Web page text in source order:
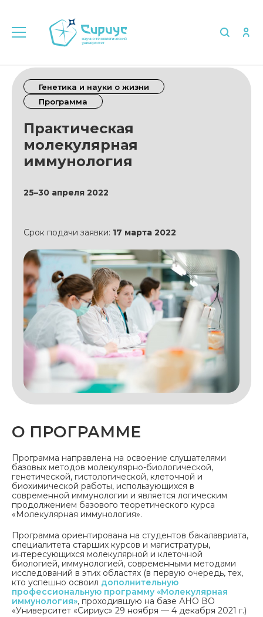
Генетика и науки о жизни
Программа
Практическая
молекулярная
иммунология
25–30 апреля 2022
Срок подачи заявки: 17 марта 2022
О ПРОГРАММЕ
Программа направлена на освоение слушателями
базовых методов молекулярно-биологической,
генетической, гистологической, клеточной и
биохимической работы, использующихся в
современной иммунологии и является логическим
продолжением базового теоретического курса
«Молекулярная иммунология».
Программа ориентирована на студентов бакалавриата,
специалитета старших курсов и магистратуры,
интересующихся молекулярной и клеточной
биологией, иммунологией, современными методами
исследований в этих областях (в первую очередь, тех,
кто успешно освоил дополнительную
профессиональную программу «Молекулярная
иммунология», проходившую на базе АНО ВО
«Университет «Сириус» 29 ноября — 4 декабря 2021 г.)